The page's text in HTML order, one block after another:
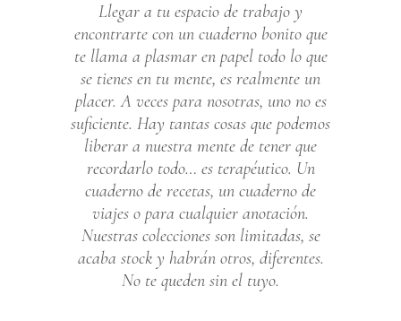
Llegar a tu espacio de trabajo y
encontrarte con un cuaderno bonito que
te llama a plasmar en papel todo lo que
se tienes en tu mente, es realmente un
placer. A veces para nosotras, uno no es
suficiente. Hay tantas cosas que podemos
liberar a nuestra mente de tener que
recordarlo todo… es terapéutico. Un
cuaderno de recetas, un cuaderno de
viajes o para cualquier anotación.
Nuestras colecciones son limitadas, se
acaba stock y habrán otros, diferentes.
No te queden sin el tuyo.